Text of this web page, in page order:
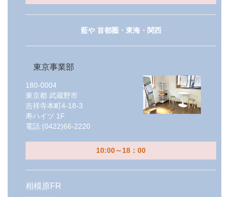
藍や 首都圏・東海・関西
東京事業部
180-0004
東京都 武蔵野市
吉祥寺本町4-18-3
寿ハイツ 1F
電話:(0422)66-2220
10:00～18：00
相模原FR